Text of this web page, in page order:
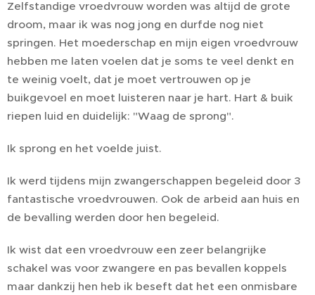
Zelfstandige vroedvrouw worden was altijd de grote
droom, maar ik was nog jong en durfde nog niet
springen. Het moederschap en mijn eigen vroedvrouw
hebben me laten voelen dat je soms te veel denkt en
te weinig voelt, dat je moet vertrouwen op je
buikgevoel en moet luisteren naar je hart. Hart & buik
riepen luid en duidelijk: "Waag de sprong".
Ik sprong en het voelde juist.
Ik werd tijdens mijn zwangerschappen begeleid door 3
fantastische vroedvrouwen. Ook de arbeid aan huis en
de bevalling werden door hen begeleid.
Ik wist dat een vroedvrouw een zeer belangrijke
schakel was voor zwangere en pas bevallen koppels
maar dankzij hen heb ik beseft dat het een onmisbare